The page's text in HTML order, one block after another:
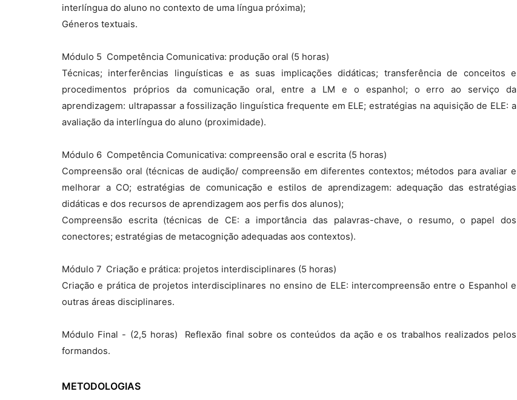
interlíngua do aluno no contexto de uma língua próxima);
Géneros textuais.
Módulo 5  Competência Comunicativa: produção oral (5 horas)
Técnicas; interferências linguísticas e as suas implicações didáticas; transferência de conceitos e
procedimentos próprios da comunicação oral, entre a LM e o espanhol; o erro ao serviço da
aprendizagem: ultrapassar a fossilização linguística frequente em ELE; estratégias na aquisição de ELE: a
avaliação da interlíngua do aluno (proximidade).
Módulo 6  Competência Comunicativa: compreensão oral e escrita (5 horas)
Compreensão oral (técnicas de audição/ compreensão em diferentes contextos; métodos para avaliar e
melhorar a CO; estratégias de comunicação e estilos de aprendizagem: adequação das estratégias
didáticas e dos recursos de aprendizagem aos perfis dos alunos);
Compreensão escrita (técnicas de CE: a importância das palavras-chave, o resumo, o papel dos
conectores; estratégias de metacognição adequadas aos contextos).
Módulo 7  Criação e prática: projetos interdisciplinares (5 horas)
Criação e prática de projetos interdisciplinares no ensino de ELE: intercompreensão entre o Espanhol e
outras áreas disciplinares.
Módulo Final - (2,5 horas)  Reflexão final sobre os conteúdos da ação e os trabalhos realizados pelos
formandos.
METODOLOGIAS